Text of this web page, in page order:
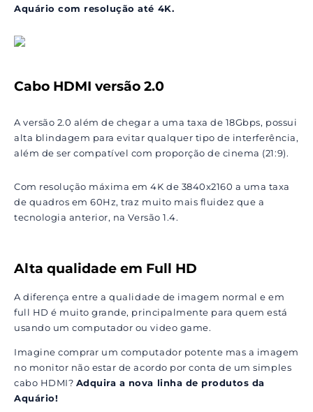
Aquário com resolução até 4K.
Cabo HDMI versão 2.0
A versão 2.0 além de chegar a uma taxa de 18Gbps, possui
alta blindagem para evitar qualquer tipo de interferência,
além de ser compatível com proporção de cinema (21:9).
Com resolução máxima em 4K de 3840x2160 a uma taxa
de quadros em 60Hz, traz muito mais fluidez que a
tecnologia anterior, na Versão 1.4.
Alta qualidade em Full HD
A diferença entre a qualidade de imagem normal e em
full HD é muito grande, principalmente para quem está
usando um computador ou video game.
Imagine comprar um computador potente mas a imagem
no monitor não estar de acordo por conta de um simples
cabo HDMI? Adquira a nova linha de produtos da
Aquário!